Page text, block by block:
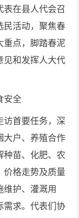
在县人代会召
民活动，聚焦春
重点，脚踏春泥
见和发挥人大代
安全
首要任务，深
大户、养殖合作
种苗、化肥、农
价格走势及质量
维护、灌溉用
需求。代表们协